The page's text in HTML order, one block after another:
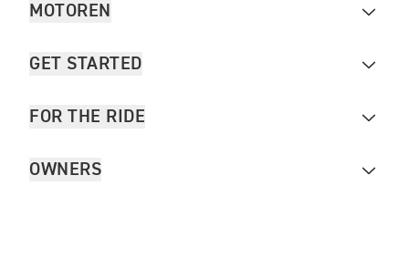
MOTOREN
GET STARTED
FOR THE RIDE
OWNERS